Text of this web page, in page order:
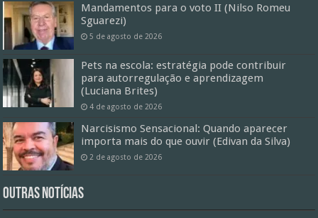
Mandamentos para o voto II (Nilso Romeu
Sguarezi)
5 de agosto de 2026
Pets na escola: estratégia pode contribuir
para autorregulação e aprendizagem
(Luciana Brites)
4 de agosto de 2026
Narcisismo Sensacional: Quando aparecer
importa mais do que ouvir (Edivan da Silva)
2 de agosto de 2026
Outras Notícias